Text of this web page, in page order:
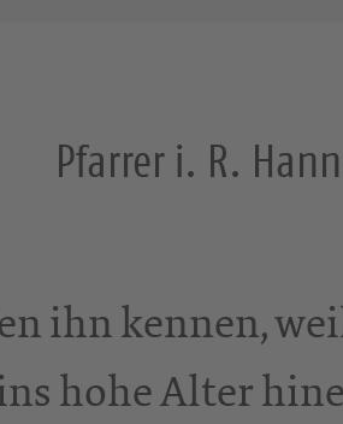
Pfarrer i. R.
ihn kennen,
hohe Alter